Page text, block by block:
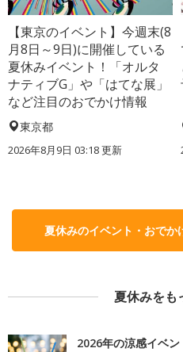
【東京のイベント】今週末(8
月8日～9日)に開催している
夏休みイベント！「オルタ
ナティブG」や「はてな展」
など注目のおでかけ情報
東京都
2026年8月9日 03:18更新
夏休みのイベント・おでか
夏休みをも
2026年の涼感イベ